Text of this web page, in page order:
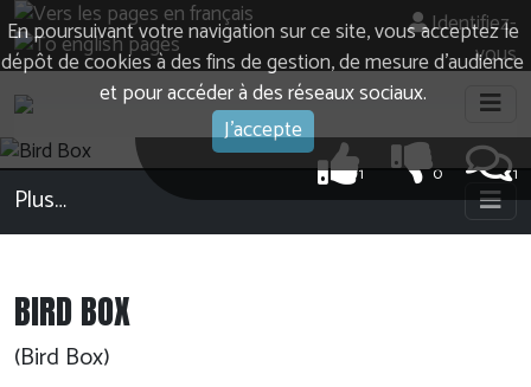
En poursuivant votre navigation sur ce site, vous acceptez le
dépôt de cookies à des fins de gestion, de mesure d’audience
et pour accéder à des réseaux sociaux.
J'accepte
Identifiez-
vous
1
0
1
Plus…
BIRD BOX
(Bird Box)